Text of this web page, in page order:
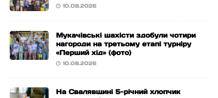
10.08.2026
Мукачівські шахісти здобули чотири
нагороди на третьому етапі турніру
«Перший хід» (фото)
10.08.2026
На Свалявщині 5-річний хлопчик